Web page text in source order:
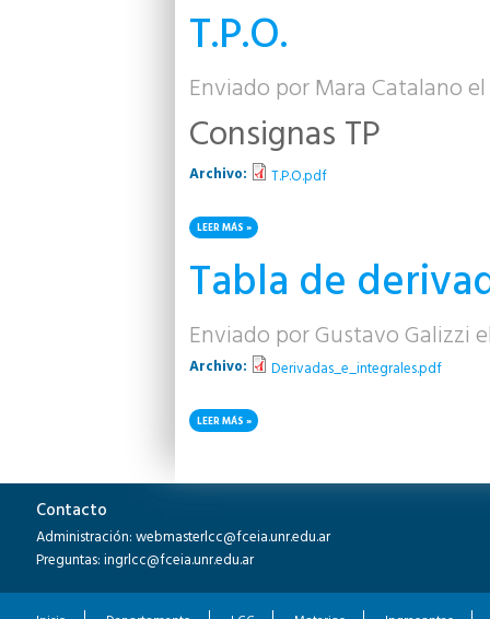
T.P.O.
Enviado porMara Catalano
Consignas TP
Archivo: T.P.O.pdf
LEER MÁS SOBRE T.P.O.
Tabla de
Enviado porGustavo Galizzi
Archivo: Derivadas_e_integrales.pdf
LEER MÁS SOBRE TABLA DE DERIVADAS E INTEGRALES
Contacto
Administración: webmasterlcc@fceia.unr.edu.ar
Preguntas: ingrlcc@fceia.unr.edu.ar